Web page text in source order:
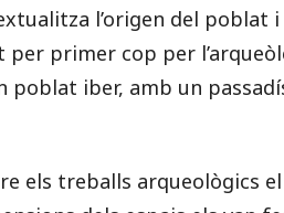
l’origen del poblat
per primer cop per
poblat iber, amb un
els treballs arqueològics